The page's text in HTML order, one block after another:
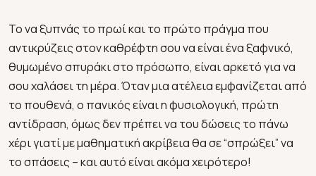
Το να ξυπνάς το πρωί και το πρώτο πράγμα που
αντικρύζεις στον καθρέφτη σου να είναι ένα ξαφνικό,
θυμωμένο σπυράκι στο πρόσωπο, είναι αρκετό για να
σου χαλάσει τη μέρα. Όταν μια ατέλεια εμφανίζεται από
το πουθενά, ο πανικός είναι η φυσιολογική, πρώτη
αντίδραση, όμως δεν πρέπει να του δώσεις το πάνω
χέρι γιατί με μαθηματική ακρίβεια θα σε “σπρώξει” να
το σπάσεις – και αυτό είναι ακόμα χειρότερο!